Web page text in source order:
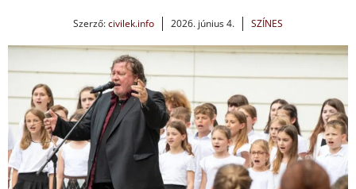
Szerző:civilek.info 2026. június 4. SZÍNES